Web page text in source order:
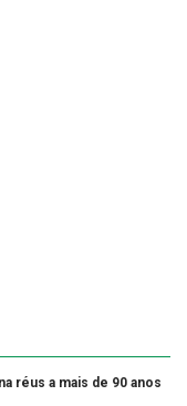
réus a mais de 90 anos